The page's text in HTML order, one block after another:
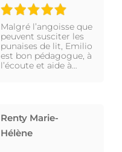
Malgré l’angoisse que
peuvent susciter les
punaises de lit, Emilio
est bon pédagogue, à
l’écoute et aide à…
Renty Marie-
Hélène